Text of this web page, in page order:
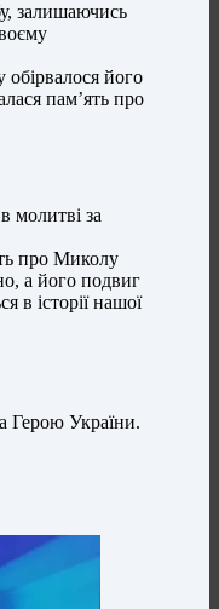
залишаючись
обірвалося його
пам’ять про
молитві за
про Миколу
а його подвиг
в історії нашої
Герою України.